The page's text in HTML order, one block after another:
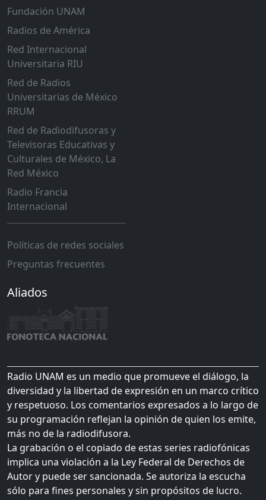
Fundación UNAM
Radios de América
Red Internacional
Universitaria RIU
Red de Radios
Universitarias de México
RRUM
Red de Radiodifusoras y
Televisoras Educativas y
Culturales de México, La
Red México
Radio Francia
Internacional
Políticas de redes sociales
Preguntas frecuentes
Aliados
Radio UNAM es un medio que promueve el diálogo, la
diversidad y la libertad de expresión en un marco crítico
y respetuoso. Los comentarios expresados a lo largo de
su programación reflejan la opinión de quien los emite,
más no de la radiodifusora.
La grabación o el copiado de estas series radiofónicas
implica una violación a la Ley Federal de Derechos de
Autor y puede ser sancionada. Se autoriza la escucha
sólo para fines personales y sin propósitos de lucro.